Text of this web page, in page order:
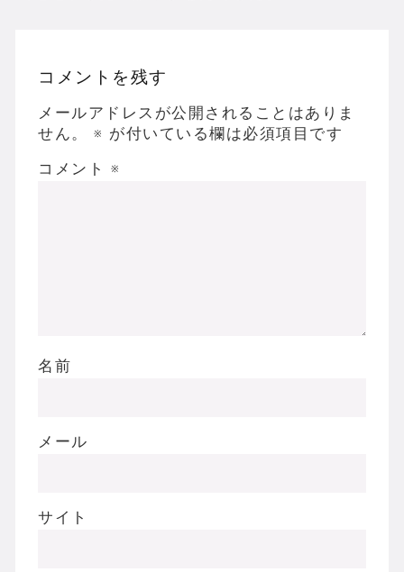
Powered by livedoor 相互RSS
コメントを残す
メールアドレスが公開されることはありま
せん。
※ が付いている欄は必須項目です
コメント ※
名前
メール
サイト